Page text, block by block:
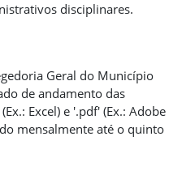
disciplinares.
Geral do Município
de andamento das
Excel) e '.pdf' (Ex.: Adobe
mensalmente até o quinto